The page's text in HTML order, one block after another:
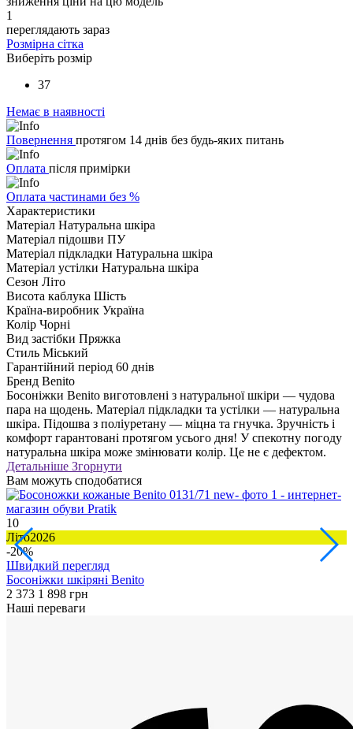
1
переглядають зараз
Розмірна сітка
Виберіть розмір
37
Немає в наявності
Повернення протягом 14 днів без будь-яких питань
Оплата після примірки
Оплата частинами без %
Характеристики
Матеріал Натуральна шкіра
Матеріал підошви ПУ
Матеріал підкладки Натуральна шкіра
Матеріал устілки Натуральна шкіра
Сезон Літо
Висота каблука Шість
Країна-виробник Україна
Колір Чорні
Вид застібки Пряжка
Стиль Міський
Гарантійний період 60 днів
Бренд Benito
Босоніжки Benito виготовлені з натуральної шкіри — чудова
пара на щодень. Матеріал підкладки та устілки — натуральна
шкіра. Підошва з поліуретану — міцна та гнучка. Зручність і
комфорт гарантовані протягом усього дня! У спекотну погоду
натуральна шкіра може змінювати колір. Це не є дефектом.
Детальніше Згорнути
Вам можуть сподобатися
10
Літо2026
-20%
Швидкий перегляд
Босоніжки шкіряні Benito
2 373 1 898 грн
Наші переваги